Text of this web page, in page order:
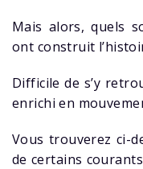
Mais alors, quels
ont construit
Difficile de s’y
enrichi en
Vous trouverez ci-
de certains